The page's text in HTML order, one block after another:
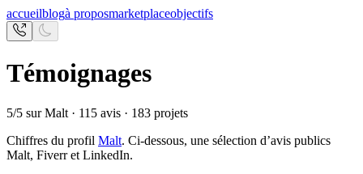
accueilblogà proposmarketplaceobjectifs
Témoignages
5/5 sur Malt · 115 avis · 183 projets
Chiffres du profil Malt. Ci-dessous, une sélection d’avis publics
Malt, Fiverr et LinkedIn.